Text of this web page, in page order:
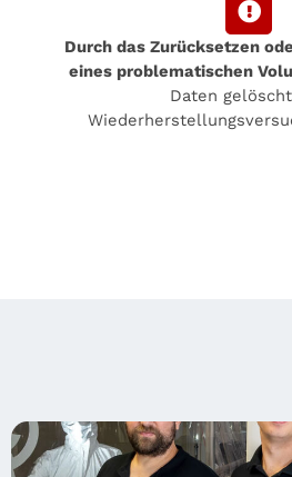
Durch das Zurücksetzen
eines problematischen
Daten